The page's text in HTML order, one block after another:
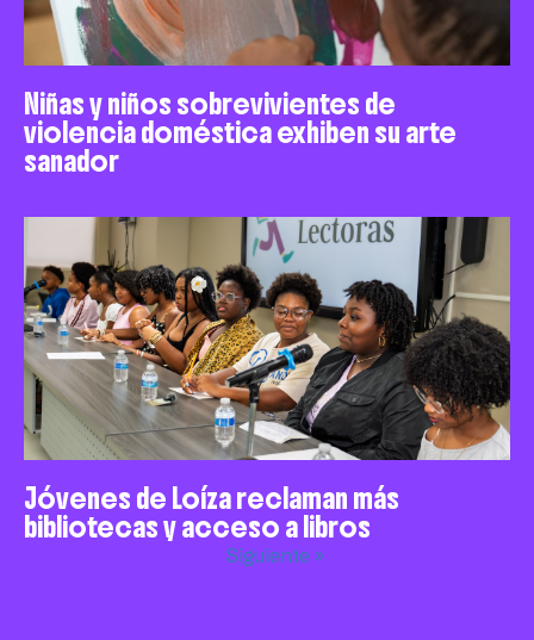
Niñas y niños sobrevivientes de
violencia doméstica exhiben su arte
sanador
Jóvenes de Loíza reclaman más
bibliotecas y acceso a libros
Siguiente »